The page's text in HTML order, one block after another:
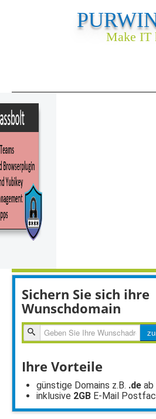
Make IT
Domains
E-Mail
Webhosting
Webseite & Webshop
Ankauf
Sichern Sie sich ihre
Wunschdomain
zur
Abfragen
Ihre Vorteile
günstige Domains z.B. .de ab
inklusive 2GB E-Mail